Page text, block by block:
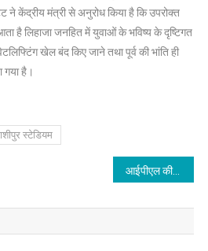
ने केंद्रीय मंत्री से अनुरोध किया है कि उपरोक्त
है लिहाजा जनहित में युवाओं के भविष्य के दृष्टिगत
खेल बंद किए जाने तथा पूर्व की भांति ही
गया है।
स्टेडियम
आईपीएल की तर्ज पर होगी खेलो इण्डिया यूनिवर्सिटी गेम्स की ब्रांडिंग-डा0 नवनीत सहगल